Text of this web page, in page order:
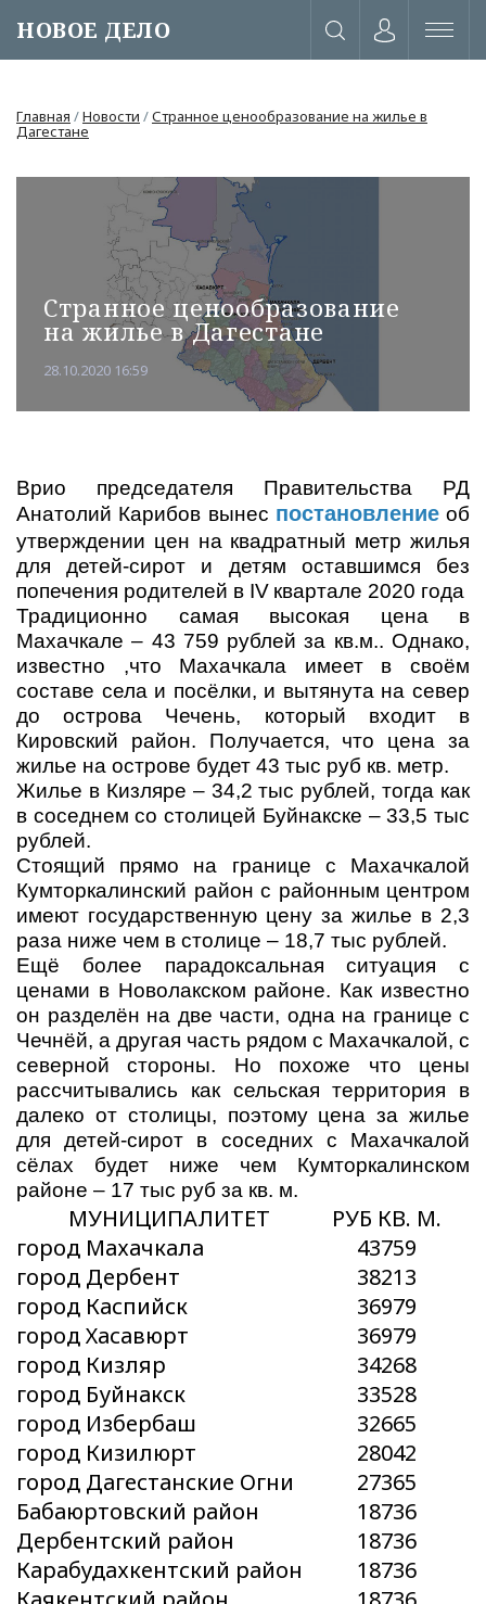
НОВОЕ ДЕЛО
Главная /Новости /Странное ценообразование на жилье в
Дагестане
Странное ценообразование
на жилье в Дагестане
28.10.2020 16:59
Врио председателя Правительства РД
Анатолий Карибов вынес постановлениеоб
утверждении цен на квадратный метр жилья
для детей-сирот и детям оставшимся без
попечения родителей в IV квартале 2020 года
Традиционно самая высокая цена в
Махачкале – 43 759 рублей за кв.м.. Однако,
известно ,что Махачкала имеет в своём
составе села и посёлки, и вытянута на север
до острова Чечень, который входит в
Кировский район. Получается, что цена за
жилье на острове будет 43 тыс руб кв. метр.
Жилье в Кизляре – 34,2 тыс рублей, тогда как
в соседнем со столицей Буйнакске – 33,5 тыс
рублей.
Стоящий прямо на границе с Махачкалой
Кумторкалинский район с районным центром
имеют государственную цену за жилье в 2,3
раза ниже чем в столице – 18,7 тыс рублей.
Ещё более парадоксальная ситуация с
ценами в Новолакском районе. Как известно
он разделён на две части, одна на границе с
Чечнёй, а другая часть рядом с Махачкалой, с
северной стороны. Но похоже что цены
рассчитывались как сельская территория в
далеко от столицы, поэтому цена за жилье
для детей-сирот в соседних с Махачкалой
сёлах будет ниже чем Кумторкалинском
районе – 17 тыс руб за кв. м.
МУНИЦИПАЛИТЕТ
РУБ КВ. М.
город Махачкала
43759
город Дербент
38213
город Каспийск
36979
город Хасавюрт
36979
город Кизляр
34268
город Буйнакск
33528
город Избербаш
32665
город Кизилюрт
28042
город Дагестанские Огни
27365
Бабаюртовский район
18736
Дербентский район
18736
Карабудахкентский район
18736